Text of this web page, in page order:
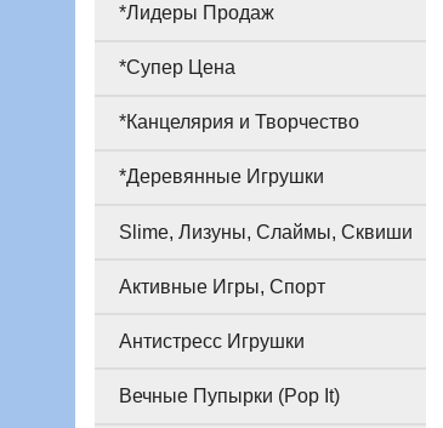
*Лидеры Продаж
*Супер Цена
*Канцелярия и Творчество
*Деревянные Игрушки
Slime, Лизуны, Слаймы, Сквиши
Активные Игры, Спорт
Антистресс Игрушки
Вечные Пупырки (Pop It)